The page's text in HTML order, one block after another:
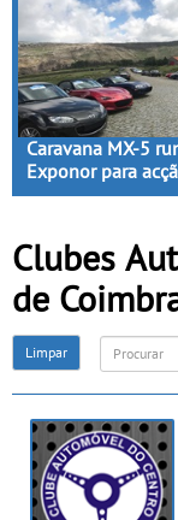
Caravana MX-5
Exponor para
Clubes
de
Limpar